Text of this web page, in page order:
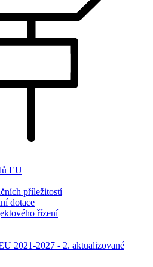
EU
příležitostí
dotace
řízení
2021-2027 - 2. aktualizované